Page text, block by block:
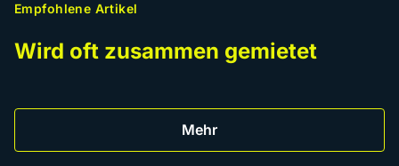
Empfohlene Artikel
Wird oft zusammen gemietet
Mehr